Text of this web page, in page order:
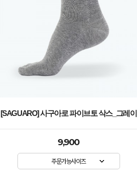
[SAGUARO] 사구아로 파이브토 삭스_그레이
9,900
주문가능사이즈